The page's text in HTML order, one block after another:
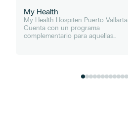
My Health
My Health Hospiten Puerto Vallarta
Cuenta con un programa
complementario para aquellas